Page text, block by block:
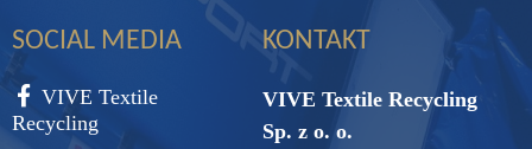
SOCIAL MEDIA
VIVE Textile
Recycling
KONTAKT
VIVE Textile Recycling
Sp. z o. o.